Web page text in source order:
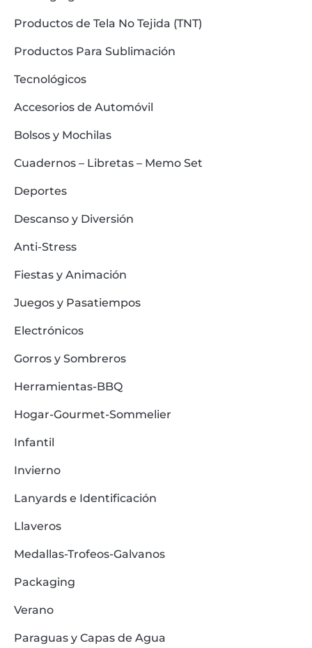
Productos de Tela No Tejida (TNT)
Productos Para Sublimación
Tecnológicos
Accesorios de Automóvil
Bolsos y Mochilas
Cuadernos – Libretas – Memo Set
Deportes
Descanso y Diversión
Anti-Stress
Fiestas y Animación
Juegos y Pasatiempos
Electrónicos
Gorros y Sombreros
Herramientas-BBQ
Hogar-Gourmet-Sommelier
Infantil
Invierno
Lanyards e Identificación
Llaveros
Medallas-Trofeos-Galvanos
Packaging
Verano
Paraguas y Capas de Agua